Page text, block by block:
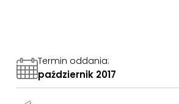
Termin oddania:
październik 2017